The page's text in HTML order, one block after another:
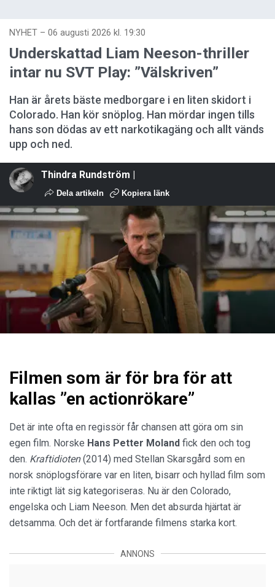
NYHET – 06 augusti 2026 kl. 19:30
Underskattad Liam Neeson-thriller
intar nu SVT Play: ”Välskriven”
Han är årets bäste medborgare i en liten skidort i
Colorado. Han kör snöplog. Han mördar ingen tills
hans son dödas av ett narkotikagäng och allt vänds
upp och ned.
Thindra Rundström |
Dela artikeln Kopiera länk
Filmen som är för bra för att
kallas ”en actionrökare”
Det är inte ofta en regissör får chansen att göra om sin
egen film. Norske Hans Petter Moland fick den och tog
den. Kraftidioten(2014) med Stellan Skarsgård som en
norsk snöplogsförare var en liten, bisarr och hyllad film som
inte riktigt lät sig kategoriseras. Nu är den Colorado,
engelska och Liam Neeson. Men det absurda hjärtat är
detsamma. Och det är fortfarande filmens starka kort.
ANNONS